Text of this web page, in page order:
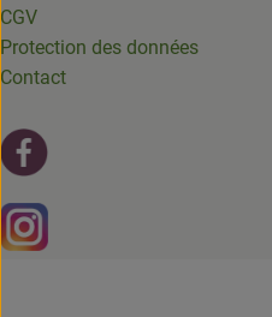
CGV
Protection des données
Contact
Lien externe vers https://